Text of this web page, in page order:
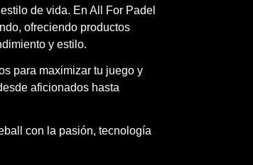
de vida. En All For Padel
ofreciendo productos
y estilo.
para maximizar tu juego y
aficionados hasta
con la pasión, tecnología